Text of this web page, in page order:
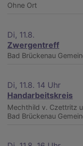
Ohne Ort
Di, 11.8.
Zwergentreff
Bad Brückenau
Di, 11.8. 14 Uhr
Handarbeitskreis
Mechthild v. Czettritz
Bad Brückenau